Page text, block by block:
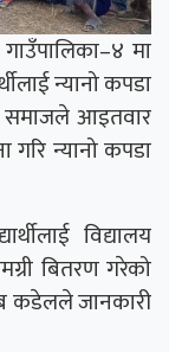
मा
न्यानो कपडा
समाजले आइतवार
गरि न्यानो कपडा
विद्यालय
बितरण गरेको
कडेलले जानकारी